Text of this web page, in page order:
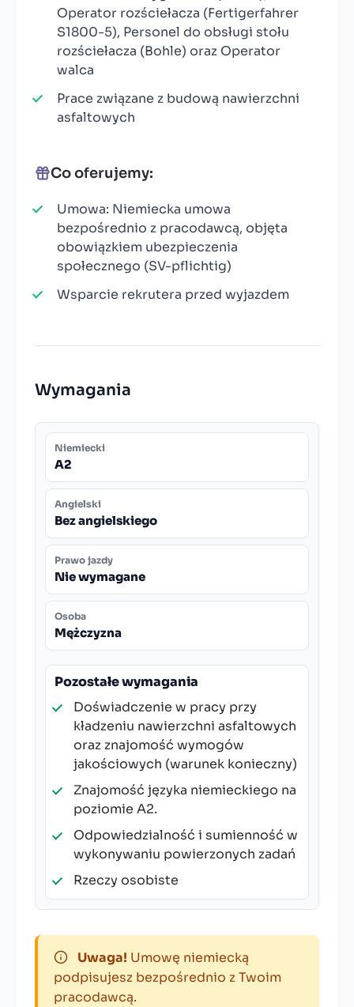
Operator rozściełacza (Fertigerfahrer
S1800-5), Personel do obsługi stołu
rozściełacza (Bohle) oraz Operator
walca
Prace związane z budową nawierzchni
asfaltowych
Co oferujemy:
Umowa: Niemiecka umowa
bezpośrednio z pracodawcą, objęta
obowiązkiem ubezpieczenia
społecznego (SV-pflichtig)
Wsparcie rekrutera przed wyjazdem
Wymagania
Niemiecki
A2
Angielski
Bez angielskiego
Prawo jazdy
Nie wymagane
Osoba
Mężczyzna
Pozostałe wymagania
Doświadczenie w pracy przy
kładzeniu nawierzchni asfaltowych
oraz znajomość wymogów
jakościowych (warunek konieczny)
Znajomość języka niemieckiego na
poziomie A2.
Odpowiedzialność i sumienność w
wykonywaniu powierzonych zadań
Rzeczy osobiste
Uwaga! Umowę niemiecką
podpisujesz bezpośrednio z Twoim
pracodawcą.